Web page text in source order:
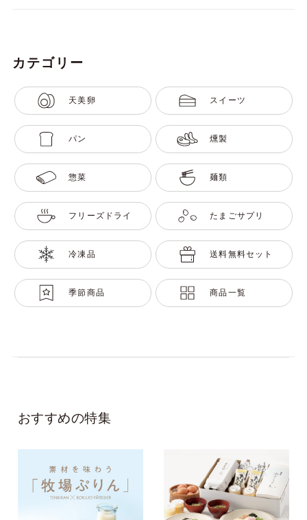
カテゴリー
天美卵 スイーツ
パン 燻製
惣菜 麺類
フリーズドライ たまごサプリ
冷凍品 送料無料セット
季節商品 商品一覧
おすすめの特集